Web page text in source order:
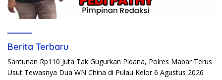
Berita Terbaru
Santunan Rp110 Juta Tak Gugurkan Pidana, Polres Mabar Terus
Usut Tewasnya Dua WN China di Pulau Kelor 6 Agustus 2026